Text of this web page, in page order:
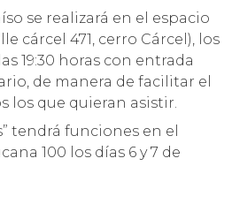
se realizará en el espacio
cárcel 471, cerro Cárcel), los
19:30 horas con entrada
de manera de facilitar el
los que quieran asistir.
tendrá funciones en el
100 los días 6 y 7 de